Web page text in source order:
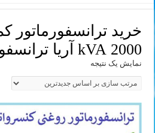
خرید ترانسفورماتور
2000 kVA آریا ترانسفو
نمایش یک نتیجه